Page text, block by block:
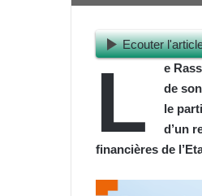
Ecouter
L
e
de
le
d’un
financières de